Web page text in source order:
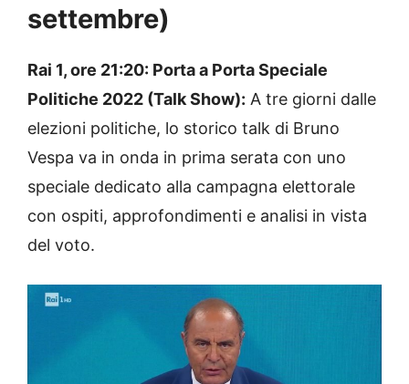
settembre)
Rai 1, ore 21:20: Porta a Porta Speciale
Politiche 2022 (Talk Show): A tre giorni dalle
elezioni politiche, lo storico talk di Bruno
Vespa va in onda in prima serata con uno
speciale dedicato alla campagna elettorale
con ospiti, approfondimenti e analisi in vista
del voto.